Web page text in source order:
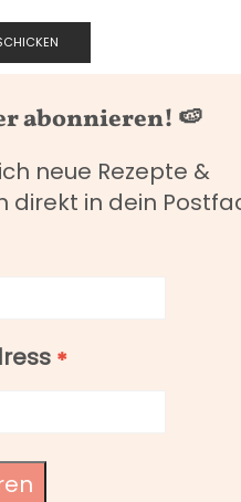
abonnieren! 🍉
neue Rezepte &
direkt in dein
*